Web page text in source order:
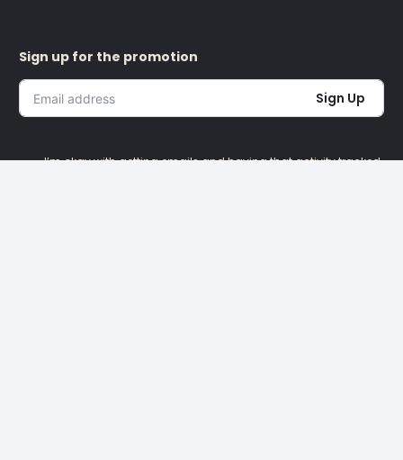
Sign up for the promotion
Sign Up
I’m okay with getting emails and having that activity tracked